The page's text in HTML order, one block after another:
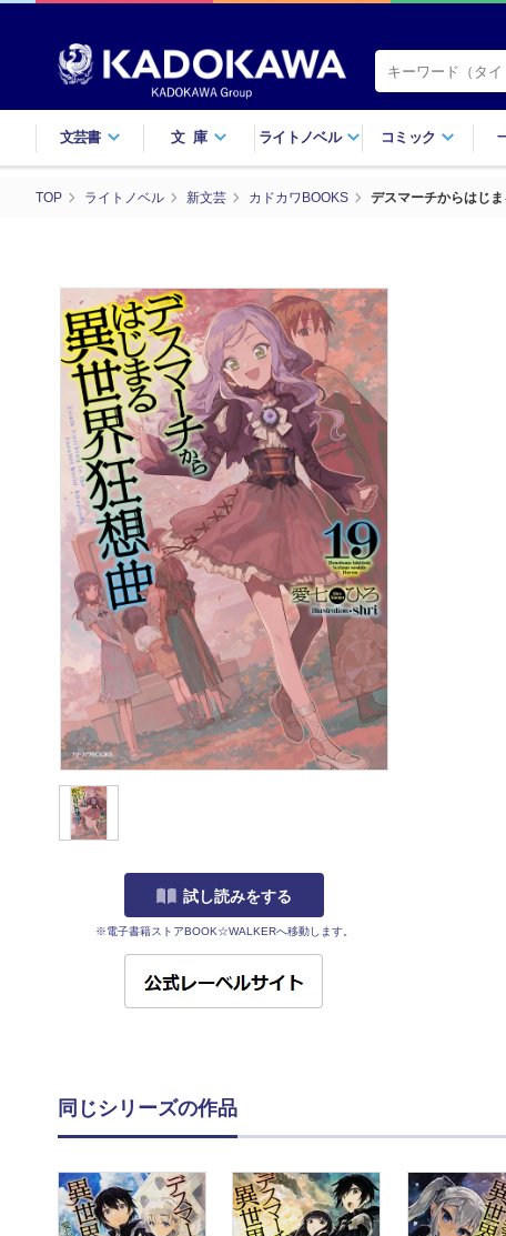
文芸書 文庫 ライトノベル コミック
TOP ライトノベル 新文芸 カドカワBOOKS デスマーチからはじ
試し読みをする
※電子書籍ストアBOOK☆WALKERへ移動します。
同じシリーズの作品